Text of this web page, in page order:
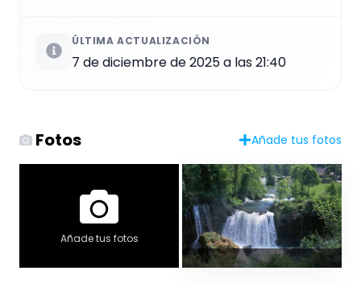
ÚLTIMA ACTUALIZACIÓN
7 de diciembre de 2025 a las 21:40
Fotos Añade tus fotos
Añade tus fotos